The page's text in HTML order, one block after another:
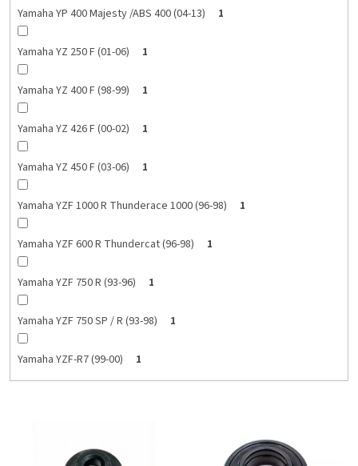
Yamaha YP 400 Majesty /ABS 400 (04-13) 1
Yamaha YZ 250 F (01-06) 1
Yamaha YZ 400 F (98-99) 1
Yamaha YZ 426 F (00-02) 1
Yamaha YZ 450 F (03-06) 1
Yamaha YZF 1000 R Thunderace 1000 (96-98) 1
Yamaha YZF 600 R Thundercat (96-98) 1
Yamaha YZF 750 R (93-96) 1
Yamaha YZF 750 SP / R (93-98) 1
Yamaha YZF-R7 (99-00) 1